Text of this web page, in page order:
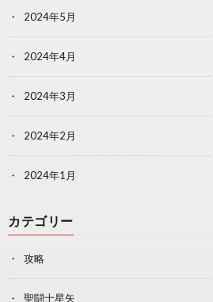
2024年5月
2024年4月
2024年3月
2024年2月
2024年1月
カテゴリー
攻略
聖闘士星矢